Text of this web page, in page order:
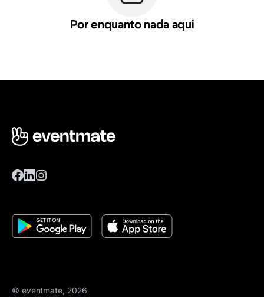
Por enquanto nada aqui
© eventmate, 2026